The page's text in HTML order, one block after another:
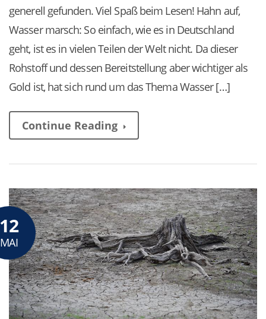
generell gefunden. Viel Spaß beim Lesen! Hahn auf,
Wasser marsch: So einfach, wie es in Deutschland
geht, ist es in vielen Teilen der Welt nicht. Da dieser
Rohstoff und dessen Bereitstellung aber wichtiger als
Gold ist, hat sich rund um das Thema Wasser […]
Continue Reading
MAI